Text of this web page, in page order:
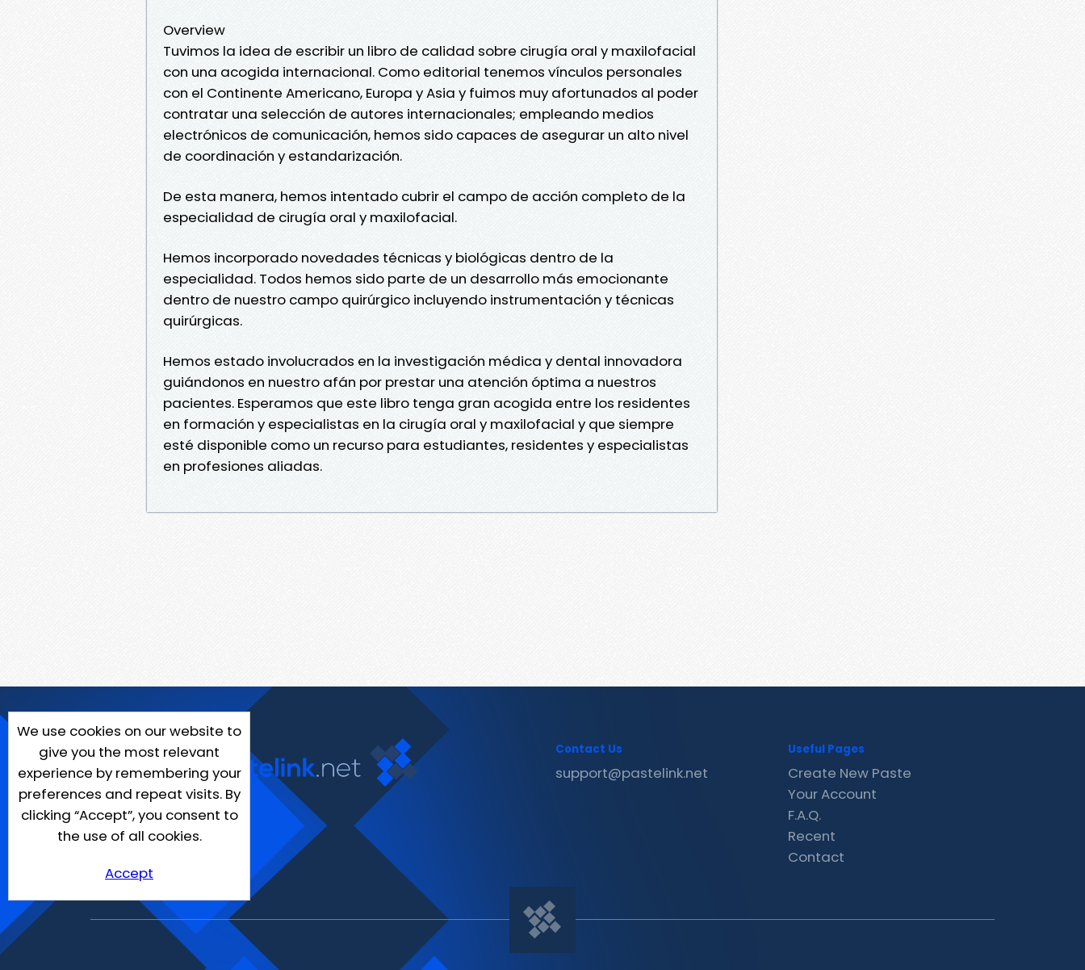
Overview
Tuvimos la idea de escribir un libro de calidad sobre cirugía oral y maxilofacial
con una acogida internacional. Como editorial tenemos vínculos personales
con el Continente Americano, Europa y Asia y fuimos muy afortunados al poder
contratar una selección de autores internacionales; empleando medios
electrónicos de comunicación, hemos sido capaces de asegurar un alto nivel
de coordinación y estandarización.
De esta manera, hemos intentado cubrir el campo de acción completo de la
especialidad de cirugía oral y maxilofacial.
Hemos incorporado novedades técnicas y biológicas dentro de la
especialidad. Todos hemos sido parte de un desarrollo más emocionante
dentro de nuestro campo quirúrgico incluyendo instrumentación y técnicas
quirúrgicas.
Hemos estado involucrados en la investigación médica y dental innovadora
guiándonos en nuestro afán por prestar una atención óptima a nuestros
pacientes. Esperamos que este libro tenga gran acogida entre los residentes
en formación y especialistas en la cirugía oral y maxilofacial y que siempre
esté disponible como un recurso para estudiantes, residentes y especialistas
en profesiones aliadas.
We use cookies on our website to
give you the most relevant
experience by remembering your
preferences and repeat visits. By
clicking “Accept”, you consent to
the use of all cookies.
Accept
Contact Us
support@pastelink.net
Useful Pages
Create New Paste
Your Account
F.A.Q.
Recent
Contact